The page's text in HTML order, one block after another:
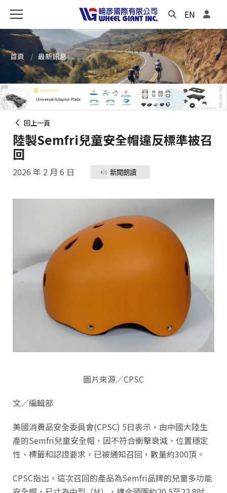
EN
首頁 最新訊息
回上一頁
陸製Semfri兒童安全帽違反標準被召
回
2026 年 2 月 6 日 新聞朗讀
圖片來源／CPSC
文／編輯部
美國消費品安全委員會(CPSC) 5日表示，由中國大陸生
產的Semfri兒童安全帽，因不符合衝擊衰減、位置穩定
性、標籤和認證要求，已被通知召回，數量約300頂。
CPSC指出，這次召回的產品為Semfri品牌的兒童多功能